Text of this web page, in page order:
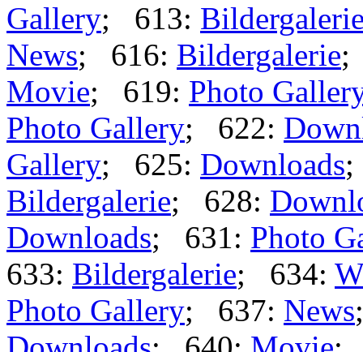
Gallery; 613:
News; 616: Bildergalerie;
Movie; 619: Photo
Photo Gallery; 622:
Gallery; 625: Downloads
Bildergalerie; 628:
Downloads; 631: Photo
633: Bildergalerie; 634:
Photo Gallery; 637: News